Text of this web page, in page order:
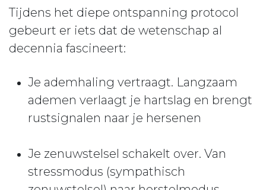
Tijdens het diepe ontspanning protocol
gebeurt er iets dat de wetenschap al
decennia fascineert:
Je ademhaling vertraagt. Langzaam
ademen verlaagt je hartslag en brengt
rustsignalen naar je hersenen
Je zenuwstelsel schakelt over. Van
stressmodus (sympathisch